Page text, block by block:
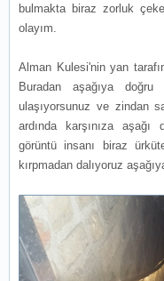
bulmakta biraz zorluk
olayım.
Alman Kulesi'nin yan
Buradan aşağıya
ulaşıyorsunuz ve zindan
ardında karşınıza
görüntü insanı biraz
kırpmadan dalıyoruz